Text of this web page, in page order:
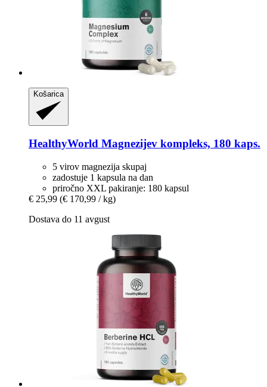
Košarica
HealthyWorld Magnezijev kompleks, 180 kaps.
5 virov magnezija skupaj
zadostuje 1 kapsula na dan
priročno XXL pakiranje: 180 kapsul
€ 25,99 (€ 170,99 / kg)
Dostava do 11 avgust